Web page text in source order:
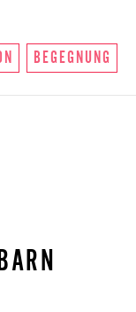
BEGEGNUNG